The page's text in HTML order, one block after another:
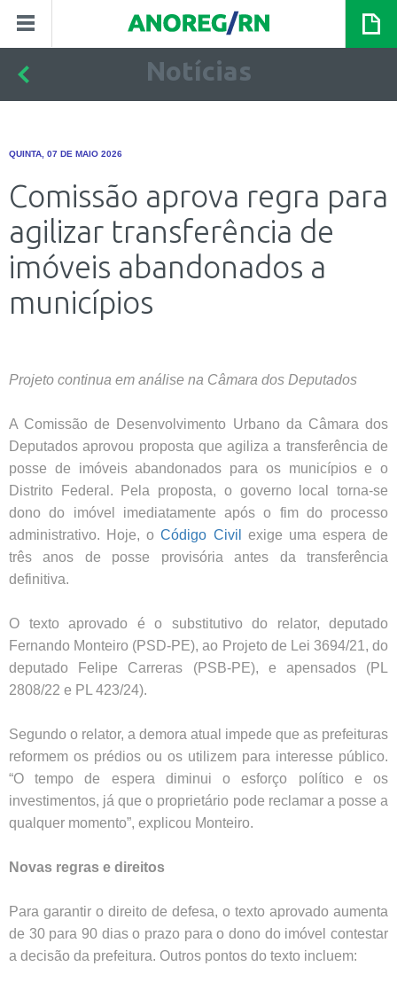
Notícias
QUINTA, 07 DE MAIO 2026
Comissão aprova regra para
agilizar transferência de
imóveis abandonados a
municípios
Projeto continua em análise na Câmara dos Deputados
A Comissão de Desenvolvimento Urbano da Câmara dos
Deputados aprovou proposta que agiliza a transferência de
posse de imóveis abandonados para os municípios e o
Distrito Federal. Pela proposta, o governo local torna-se
dono do imóvel imediatamente após o fim do processo
administrativo. Hoje, oCódigo Civil
exige uma espera de
três anos de posse provisória antes da transferência
definitiva.
O texto aprovado é o substitutivo do relator, deputado
Fernando Monteiro (PSD-PE), ao Projeto de Lei 3694/21, do
deputado Felipe Carreras (PSB-PE), e apensados (PL
2808/22 e PL 423/24).
Segundo o relator, a demora atual impede que as prefeituras
reformem os prédios ou os utilizem para interesse público.
“O tempo de espera diminui o esforço político e os
investimentos, já que o proprietário pode reclamar a posse a
qualquer momento”, explicou Monteiro.
Novas regras e direitos
Para garantir o direito de defesa, o texto aprovado aumenta
de 30 para 90 dias o prazo para o dono do imóvel contestar
a decisão da prefeitura. Outros pontos do texto incluem: